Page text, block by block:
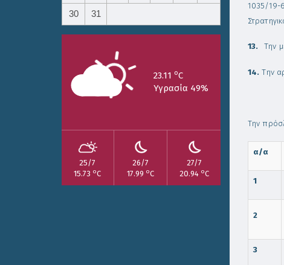
1035/19-
13. Την
14. Την
Την
α/α
1
2
3
30 31
23.11 oC
Υγρασία 49%
25/7
15.73 oC
26/7
17.99 oC
27/7
20.94 oC